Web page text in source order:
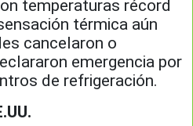
temperaturas récord
térmica aún
cancelaron o
emergencia por
de refrigeración.